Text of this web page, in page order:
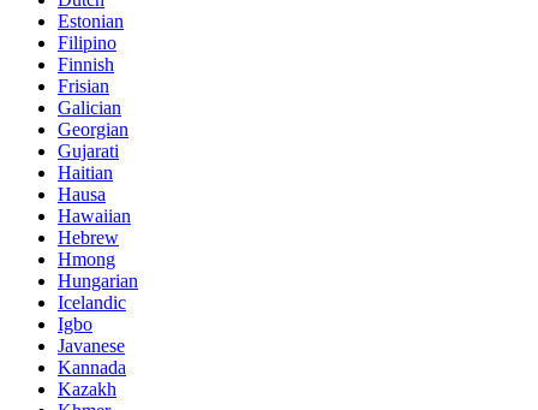
Estonian
Filipino
Finnish
Frisian
Galician
Georgian
Gujarati
Haitian
Hausa
Hawaiian
Hebrew
Hmong
Hungarian
Icelandic
Igbo
Javanese
Kannada
Kazakh